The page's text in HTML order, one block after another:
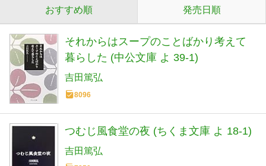
おすすめ順 発売日順
それからはスープのことばかり考えて
暮らした (中公文庫 よ 39-1)
吉田篤弘
8096
つむじ風食堂の夜 (ちくま文庫 よ 18-1)
吉田篤弘